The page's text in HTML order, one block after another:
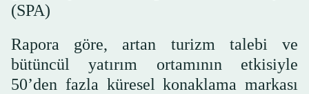
(SPA)
Rapora göre, artan turizm talebi ve
bütüncül yatırım ortamının etkisiyle
50’den fazla küresel konaklama markası